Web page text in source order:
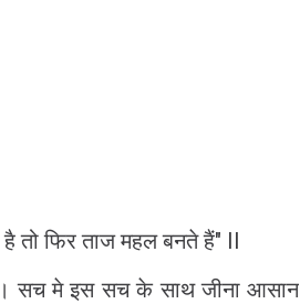
है तो फिर ताज महल बनते हैं" II
सच मे इस सच के साथ जीना आसान